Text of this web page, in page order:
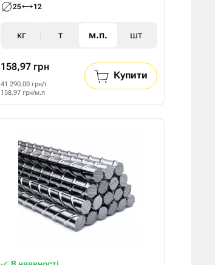
25 12
кг т м.п. шт
158,97 грн
41 290.00 грн/т
158.97 грн/м.п
Купити